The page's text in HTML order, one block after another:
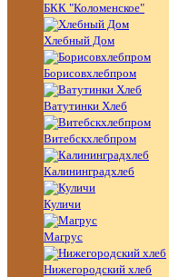
БКК "Коломенское"
Хлебный Дом
Борисовхлебпром
Ватутинки Хлеб
Витебскхлебпром
Калининградхлеб
Куличи
Магрус
Нижегородский хлеб